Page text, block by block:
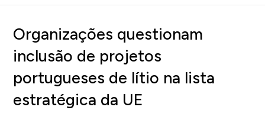
Organizações questionam
inclusão de projetos
portugueses de lítio na lista
estratégica da UE